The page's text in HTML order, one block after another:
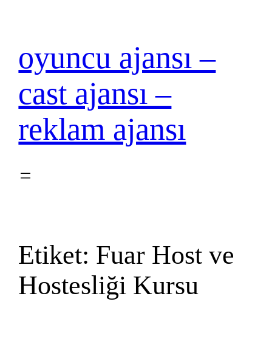
oyuncu ajansı –
cast ajansı –
reklam ajansı
Etiket: Fuar Host ve
Hostesliği Kursu